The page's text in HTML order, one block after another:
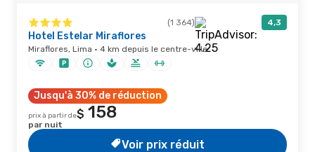
(1 364) 4,3
Hotel Estelar Miraflores
Miraflores, Lima · 4 km depuis le centre-ville
Jusqu'à 30% de réduction
prix à partir de$ 158
par nuit
Voir prix réduit